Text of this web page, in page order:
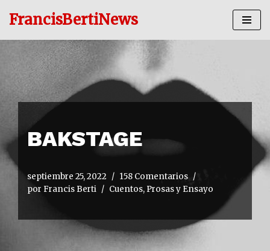
contenido
FrancisBertiNews
BAKSTAGE
septiembre 25, 2022
158 Comentarios
por Francis Berti Cuentos, Prosas y Ensayo